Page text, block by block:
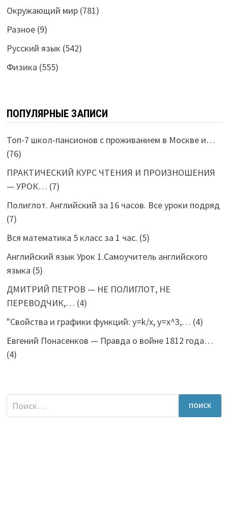
Окружающий мир(781)
Разное(9)
Русский язык (542)
Физика (555)
ПОПУЛЯРНЫЕ ЗАПИСИ
Топ-7 школ-пансионов с проживанием в Москве и…
(76)
ПРАКТИЧЕСКИЙ КУРС ЧТЕНИЯ И ПРОИЗНОШЕНИЯ
— УРОК… (7)
Полиглот. Английский за 16 часов. Все уроки подряд
(7)
Вся математика 5 класс за 1 час. (5)
Английский язык Урок 1.Самоучитель английского
языка (5)
ДМИТРИЙ ПЕТРОВ — НЕ ПОЛИГЛОТ, НЕ
ПЕРЕВОДЧИК,… (4)
"Свойства и графики функций: y=k/x, y=x^3,… (4)
Евгений Понасенков — Правда о войне 1812 года…
(4)
Найти: